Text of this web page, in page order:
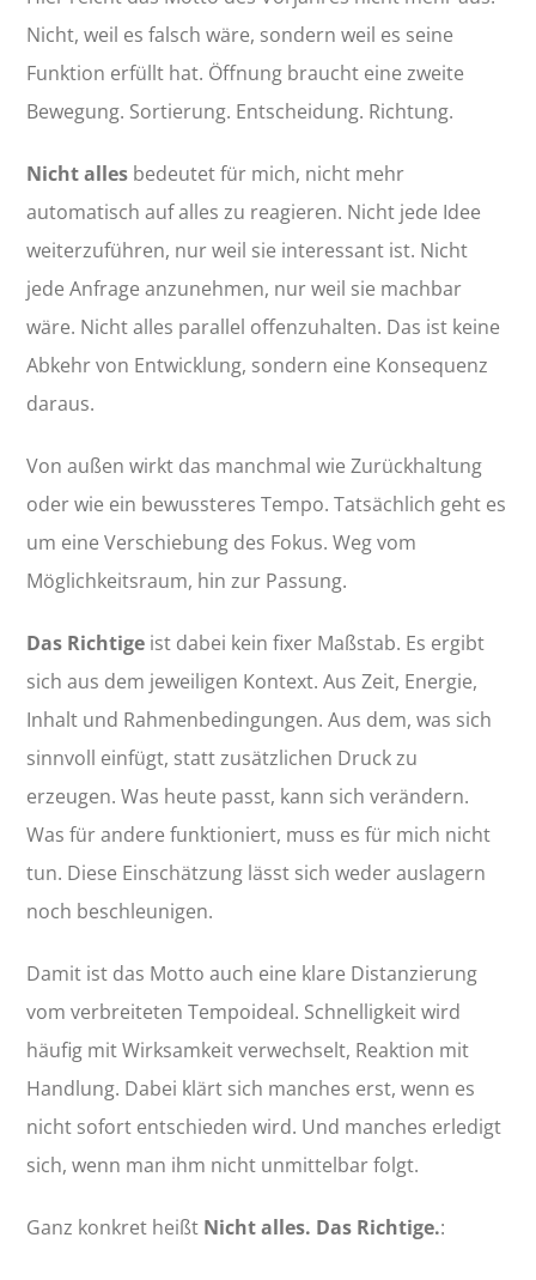
Nicht, weil es falsch wäre, sondern weil es seine
Funktion erfüllt hat. Öffnung braucht eine zweite
Bewegung. Sortierung. Entscheidung. Richtung.
Nicht alles bedeutet für mich, nicht mehr
automatisch auf alles zu reagieren. Nicht jede Idee
weiterzuführen, nur weil sie interessant ist. Nicht
jede Anfrage anzunehmen, nur weil sie machbar
wäre. Nicht alles parallel offenzuhalten. Das ist keine
Abkehr von Entwicklung, sondern eine Konsequenz
daraus.
Von außen wirkt das manchmal wie Zurückhaltung
oder wie ein bewussteres Tempo. Tatsächlich geht es
um eine Verschiebung des Fokus. Weg vom
Möglichkeitsraum, hin zur Passung.
Das Richtige ist dabei kein fixer Maßstab. Es ergibt
sich aus dem jeweiligen Kontext. Aus Zeit, Energie,
Inhalt und Rahmenbedingungen. Aus dem, was sich
sinnvoll einfügt, statt zusätzlichen Druck zu
erzeugen. Was heute passt, kann sich verändern.
Was für andere funktioniert, muss es für mich nicht
tun. Diese Einschätzung lässt sich weder auslagern
noch beschleunigen.
Damit ist das Motto auch eine klare Distanzierung
vom verbreiteten Tempoideal. Schnelligkeit wird
häufig mit Wirksamkeit verwechselt, Reaktion mit
Handlung. Dabei klärt sich manches erst, wenn es
nicht sofort entschieden wird. Und manches erledigt
sich, wenn man ihm nicht unmittelbar folgt.
Ganz konkret heißt Nicht alles. Das Richtige.: